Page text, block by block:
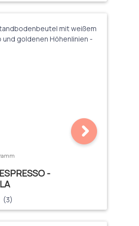
-
Bewertung von 5 von 5 Sternen
(3)